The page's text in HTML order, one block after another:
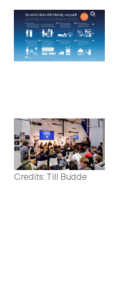
Credits: Till Budde